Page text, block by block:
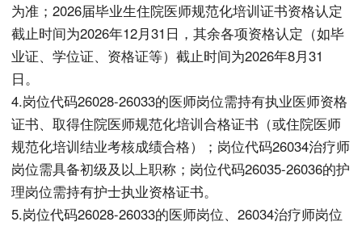
为准；2026届毕业生住院医师规范化培训证书资格认定
截止时间为2026年12月31日，其余各项资格认定（如毕
业证、学位证、资格证等）截止时间为2026年8月31
日。
4.岗位代码26028-26033的医师岗位需持有执业医师资格
证书、取得住院医师规范化培训合格证书（或住院医师
规范化培训结业考核成绩合格）；岗位代码26034治疗师
岗位需具备初级及以上职称；岗位代码26035-26036的护
理岗位需持有护士执业资格证书。
5.岗位代码26028-26033的医师岗位、26034治疗师岗位